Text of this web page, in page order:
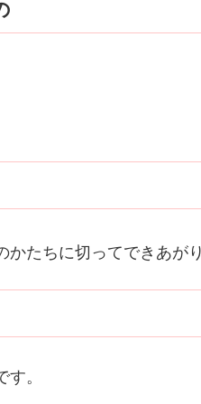
かたちに切ってできあが
。